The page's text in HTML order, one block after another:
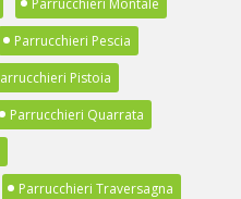
Parrucchieri Pescia
Pistoia
Parrucchieri Quarrata
Parrucchieri Traversagna